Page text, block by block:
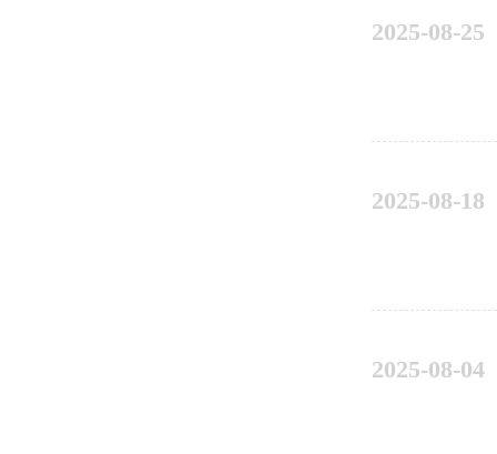
2025-08-25
2025-08-18
2025-08-04